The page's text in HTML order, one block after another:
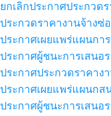
ยกเลิกประกาศประกว
ประกวดราคางานจ้างซ่
ประกาศเผยแพร่แผนก
ประกาศผู้ชนะการเสนอ
ประกาศประกวดราคาง
ประกาศเผยแพร่แผนก
ประกาศผู้ชนะการเสน